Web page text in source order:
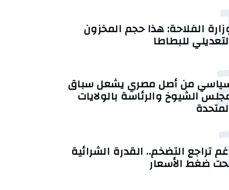
الفلاحة: هذا حجم المخزون
للبطاطا
من أصل مصري يشعل سباق
الشيوخ والرئاسة بالولايات
تراجع التضخم.. القدرة الشرائية
ضغط الأسعار